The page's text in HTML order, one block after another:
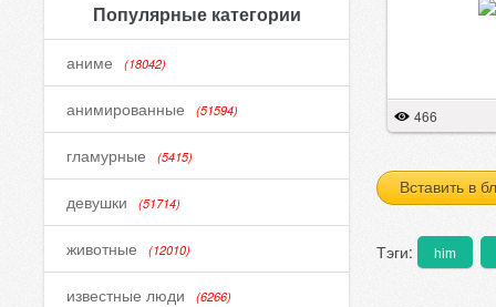
Популярные категории
аниме (18042)
анимированные (51594)
гламурные (5415)
девушки (51714)
животные (12010)
известные люди (6266)
466
Вставить в
Тэги: him